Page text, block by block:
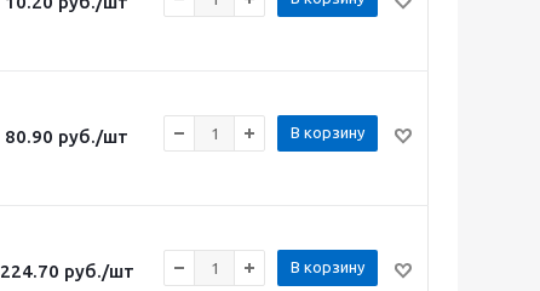
80.90 руб./шт В корзину
224.70 руб./шт В корзину